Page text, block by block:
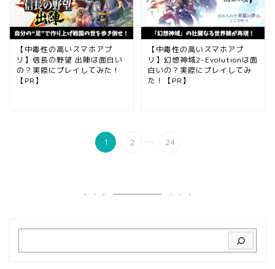
【中毒性の高いスマホアプ
リ】信長の野望 出陣は面白い
の？実際にプレイしてみた！
【PR】
【中毒性の高いスマホアプ
リ】幻想神域2-Evolutionは面
白いの？実際にプレイしてみ
た！【PR】
1 2 ... 24